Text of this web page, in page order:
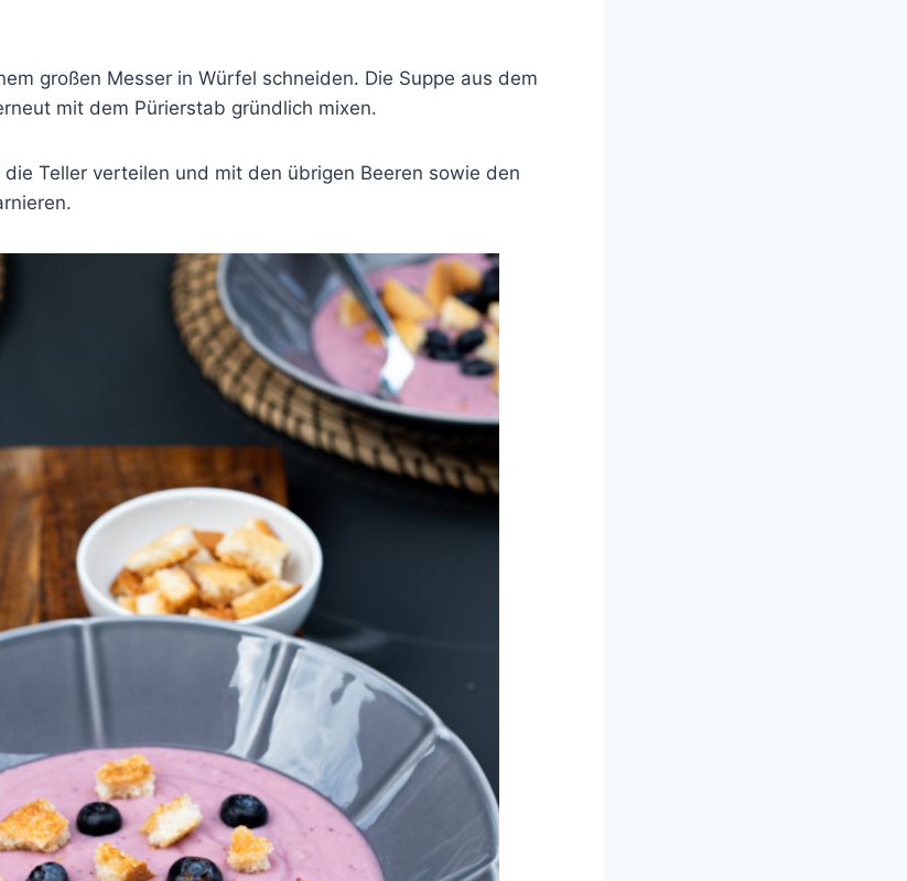
großen Messer in Würfel schneiden. Die Suppe aus dem
mit dem Pürierstab gründlich mixen.
Teller verteilen und mit den übrigen Beeren sowie den